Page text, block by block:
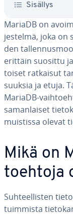
Sisällys
MariaDB on
jes­tel­mä, joka on
den
erittäin suosittu
toi­set ratkaisut
suuk­sia ja etuja.
MariaDB-
sa­man­lai­set
muistissa olevat
Mikä on
toeh­to­ja
Suh­teel­lis­ten
tuim­mis­ta